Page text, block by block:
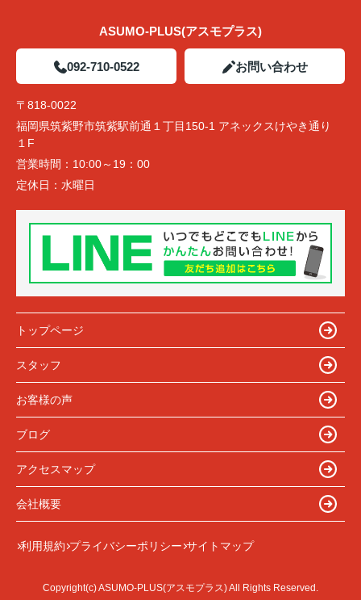
ASUMO-PLUS(アスモプラス)
092-710-0522 お問い合わせ
〒818-0022
福岡県筑紫野市筑紫駅前通１丁目150-1 アネックスけやき通り
１F
営業時間： 10:00～19：00
定休日： 水曜日
トップページ
スタッフ
お客様の声
ブログ
アクセスマップ
会社概要
利用規約 プライバシーポリシー サイトマップ
Copyright(c) ASUMO-PLUS(アスモプラス) All Rights Reserved.